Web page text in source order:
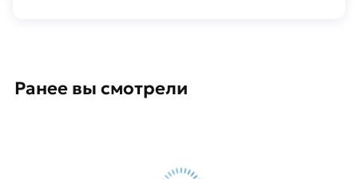
Ранее вы смотрели